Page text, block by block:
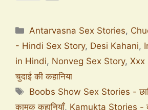
Antarvasna Sex Stories,
- Hindi Sex Story, Desi Kahani,
in Hindi, Nonveg Sex Story, Xxx
चुदाई की कहानिया
Boobs Show Sex Stories -
कामुक कहानियाँ, Kamukta Stories -